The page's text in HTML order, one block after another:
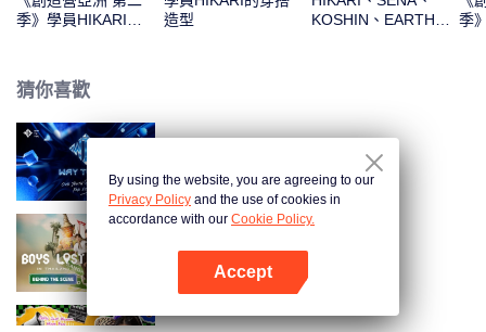
季》學員HIKARI的
造型
KOSHIN、EARTH、
季
猜你喜歡
迷失他泰少年·幕後花絮
By using the website, you are agreeing to our
Privacy Policy and the use of cookies in
accordance with our Cookie Policy.
Accept